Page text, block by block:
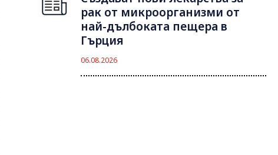
рак от микроорганизми от
най-дълбоката пещера в
Гърция
06.08.2026